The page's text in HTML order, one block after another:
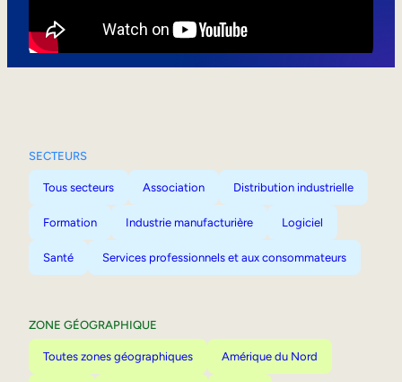
SECTEURS
Tous secteurs Association Distribution industrielle
Formation Industrie manufacturière Logiciel
Santé Services professionnels et aux consommateurs
ZONE GÉOGRAPHIQUE
Toutes zones géographiques Amérique du Nord